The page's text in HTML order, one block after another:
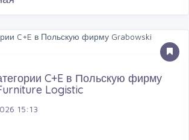
C+E в Польскую фирму
Logistic
15:13